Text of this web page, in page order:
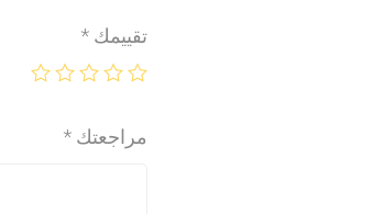
تقييمك *
مراجعتك *